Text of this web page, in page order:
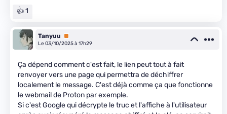
👍 1
Tanyuu
Premium
Le 03/10/2025 à 17h29
Ça dépend comment c'est fait, le lien peut tout à fait
renvoyer vers une page qui permettra de déchiffrer
localement le message. C'est déjà comme ça que fonctionne
le webmail de Proton par exemple.
Si c'est Google qui décrypte le truc et l'affiche à l'utilisateur